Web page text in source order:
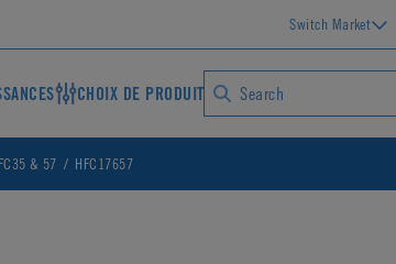
Switch Market
CHOIX DE PRODUIT
& 57 HFC17657